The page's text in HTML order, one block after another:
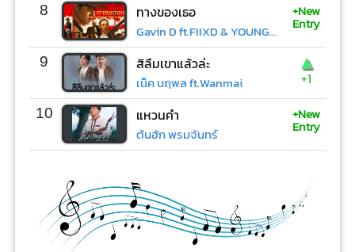
8 ทางของเธอ
Gavin D ft.FIIXD & YOUNGOHM
+New
Entry
9 สิลืมเขาแล้วล่ะ
เน็ค นฤพล ft.Wanmai
▲
+1
10 แหวนคำ
ต้นฮัก พรมจันทร์
+New
Entry